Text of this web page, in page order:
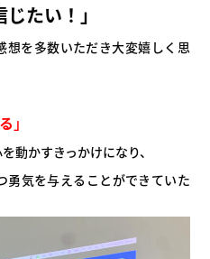
じたい！」
想を多数いただき大変嬉しく思
」
動かすきっかけになり、
勇気を与えることができていた